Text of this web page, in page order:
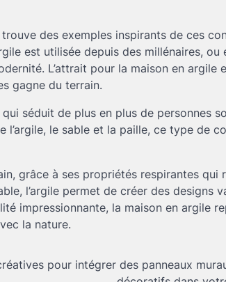
des exemples inspirants de ces
est utilisée depuis des millénaires, ou
L’attrait pour la maison en argile
gagne du terrain.
séduit de plus en plus de personnes
l’argile, le sable et la paille, ce type de
grâce à ses propriétés respirantes qui
l’argile permet de créer des designs
impressionnante, la maison en argile
la nature.
pour intégrer des panneaux